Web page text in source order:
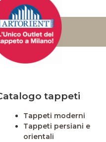
tappeti
Tappeti moderni
Tappeti persiani e
orientali